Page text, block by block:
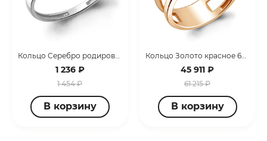
Кольцо Серебро родированное 600722А.5
1 236 ₽
1 454 ₽
В корзину
Кольцо Золото красное 68735А.1
45 911 ₽
61 215 ₽
В корзину